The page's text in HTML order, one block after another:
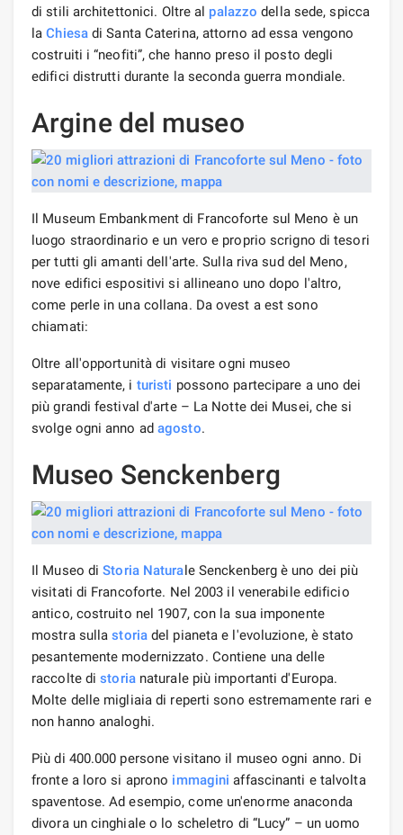
di stili architettonici. Oltre al palazzo della sede, spicca
laChiesadi Santa Caterina, attorno ad essa vengono
costruiti i “neofiti”, che hanno preso il posto degli
edifici distrutti durante la seconda guerra mondiale.
Argine del museo
Il Museum Embankment di Francoforte sul Meno è un
luogo straordinario e un vero e proprio scrigno di tesori
per tutti gli amanti dell'arte. Sulla riva sud del Meno,
nove edifici espositivi si allineano uno dopo l'altro,
come perle in una collana. Da ovest a est sono
chiamati:
Oltre all'opportunità di visitare ogni museo
separatamente, i turisti possono partecipare a uno dei
più grandi festival d'arte – La Notte dei Musei, che si
svolge ogni anno ad agosto.
Museo Senckenberg
Il Museo diStoria Naturale Senckenberg è uno dei più
visitati di Francoforte. Nel 2003 il venerabile edificio
antico, costruito nel 1907, con la sua imponente
mostra sullastoriadel pianeta e l'evoluzione, è stato
pesantemente modernizzato. Contiene una delle
raccolte distorianaturale più importanti d'Europa.
Molte delle migliaia di reperti sono estremamente rari e
non hanno analoghi.
Più di 400.000 persone visitano il museo ogni anno. Di
fronte a loro si aprono immagini affascinanti e talvolta
spaventose. Ad esempio, come un'enorme anaconda
divora un cinghiale o lo scheletro di “Lucy” – un uomo